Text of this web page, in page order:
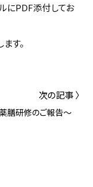
にPDF添付してお
す。
次の記事 〉
膳研修のご報告～